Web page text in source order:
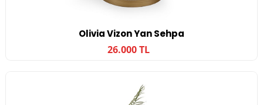
Olivia Vizon Yan Sehpa
26.000 TL